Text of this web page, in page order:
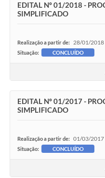
EDITAL Nº 01/2018 -
SIMPLIFICADO
Realização a partir de: 28/01/2018
Situação: CONCLUÍDO
EDITAL Nº 01/2017 -
SIMPLIFICADO
Realização a partir de: 01/03/2017
Situação: CONCLUÍDO